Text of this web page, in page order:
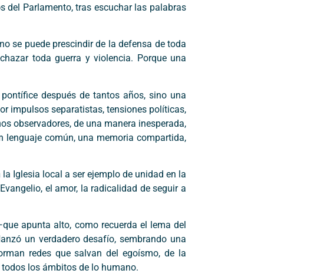
del Parlamento, tras escuchar las palabras
se puede prescindir de la defensa de toda
toda guerra y violencia. Porque una
después de tantos años, sino una
impulsos separatistas, tensiones políticas,
observadores, de una manera inesperada,
lenguaje común, una memoria compartida,
Iglesia local a ser ejemplo de unidad en la
el amor, la radicalidad de seguir a
apunta alto, como recuerda el lema del
un verdadero desafío, sembrando una
redes que salvan del egoísmo, de la
los ámbitos de lo humano.